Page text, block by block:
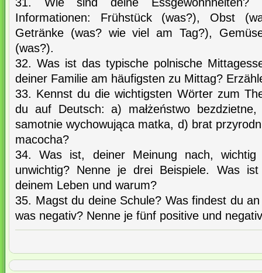
Informationen: Frühstück (was?), Obst
Getränke (was? wie viel am Tag?),
(was?).
32. Was ist das typische polnische
deiner Familie am häufigsten zu Mittag?
33. Kennst du die wichtigsten Wörter zum
du auf Deutsch: a) małżeństwo
samotnie wychowująca matka, d) brat
macocha?
34. Was ist, deiner Meinung nach,
unwichtig? Nenne je drei Beispiele. Was
deinem Leben und warum?
35. Magst du deine Schule? Was findest du
was negativ? Nenne je fünf positive und